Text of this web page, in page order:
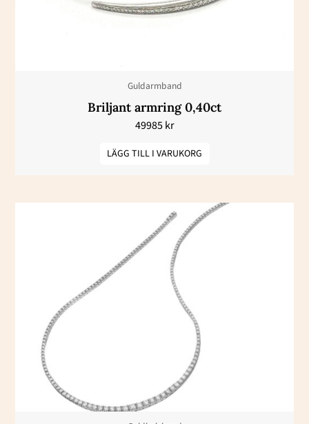
Guldarmband
Briljant armring 0,40ct
49985kr
LÄGG TILL I VARUKORG